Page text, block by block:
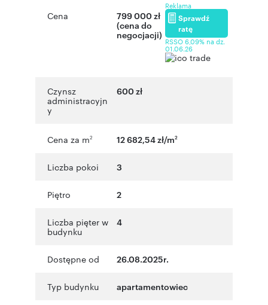
Cena
799 000 zł
(cena do
negocjacji)
Reklama
Sprawdź
ratę
RSSO 6,09% na dz.
01.06.26
Czynsz
administracyjn
y
600 zł
Cena za m2 12 682,54 zł/m2
Liczba pokoi 3
Piętro 2
Liczba pięter w
budynku
4
Dostępne od 26.08.2025r.
Typ budynku apartamentowiec